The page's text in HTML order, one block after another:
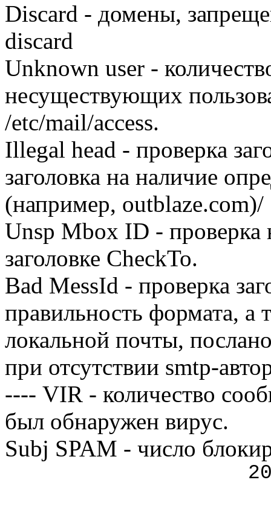
Discard - домены,
discard
Unknown user -
несуществующих
/etc/mail/access.
Illegal head - проверка
заголовка на наличие
(например, outblaze.com)/
Unsp Mbox ID -
заголовке CheckTo.
Bad MessId - проверка
правильность формата, а
локальной почты,
при отсутствии smtp-
---- VIR - количество
был обнаружен вирус.
Subj SPAM - число